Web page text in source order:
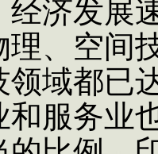
经济发展
理、空间
领域都已
和服务业